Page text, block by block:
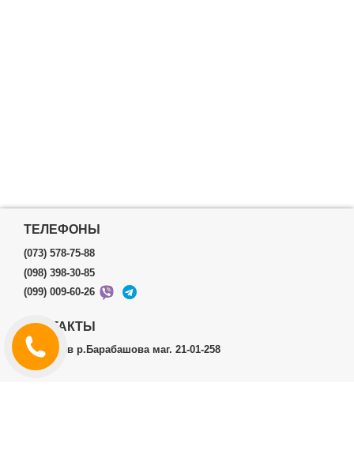
ТЕЛЕФОНЫ
(073) 578-75-88
(098) 398-30-85
(099) 009-60-26
КОНТАКТЫ
г.Харьков р.Барабашова маг. 21-01-258